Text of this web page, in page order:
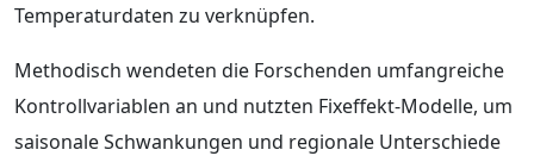
Temperaturdaten zu verknüpfen.
Methodisch wendeten die Forschenden umfangreiche
Kontrollvariablen an und nutzten Fixeffekt-Modelle, um
saisonale Schwankungen und regionale Unterschiede